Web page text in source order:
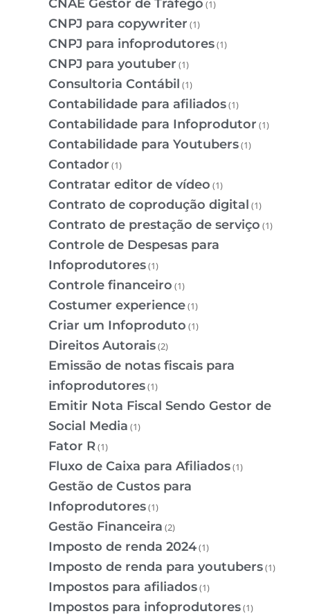
CNAE Gestor de Tráfego (1)
CNPJ para copywriter (1)
CNPJ para infoprodutores(1)
CNPJ para youtuber (1)
Consultoria Contábil (1)
Contabilidade para afiliados(1)
Contabilidade para Infoprodutor (1)
Contabilidade para Youtubers(1)
Contador (1)
Contratar editor de vídeo (1)
Contrato de coprodução digital (1)
Contrato de prestação de serviço (1)
Controle de Despesas para
Infoprodutores(1)
Controle financeiro (1)
Costumer experience(1)
Criar um Infoproduto (1)
Direitos Autorais(2)
Emissão de notas fiscais para
infoprodutores(1)
Emitir Nota Fiscal Sendo Gestor de
Social Media (1)
Fator R(1)
Fluxo de Caixa para Afiliados(1)
Gestão de Custos para
Infoprodutores(1)
Gestão Financeira (2)
Imposto de renda 2024(1)
Imposto de renda para youtubers(1)
Impostos para afiliados(1)
Impostos para infoprodutores(1)